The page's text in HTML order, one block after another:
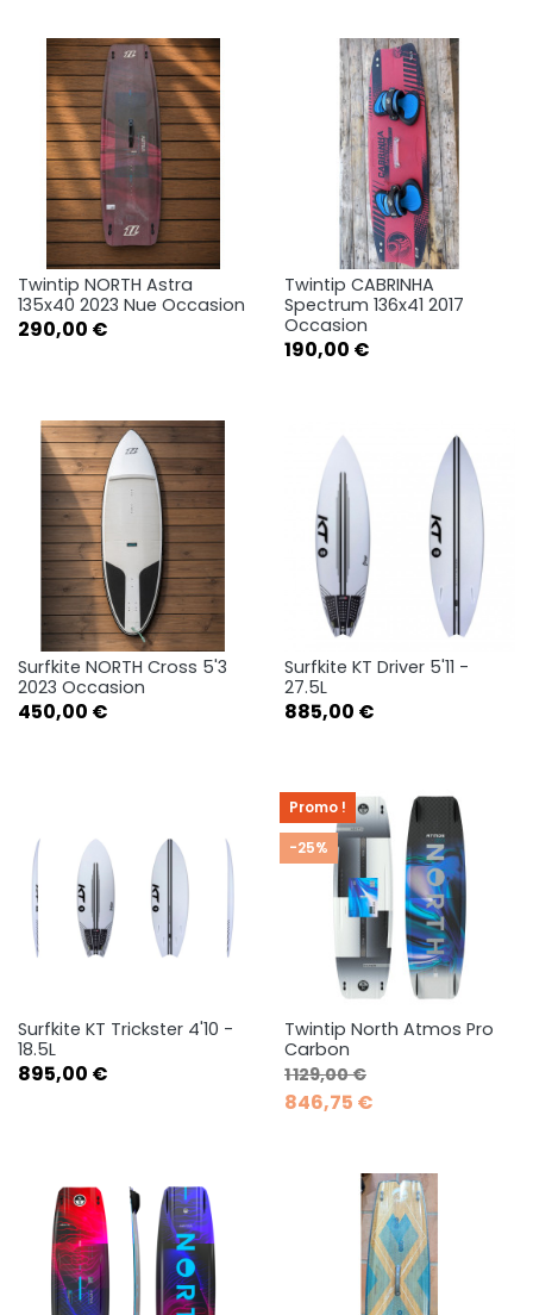
Twintip NORTH Astra
135x40 2023 Nue Occasion
Prix
290,00 €
Twintip CABRINHA
Spectrum 136x41 2017
Occasion
Prix
190,00 €
Surfkite NORTH Cross 5'3
2023 Occasion
Prix
450,00 €
Surfkite KT Driver 5'11 -
27.5L
Prix
885,00 €
Surfkite KT Trickster 4'10 -
18.5L
Prix
895,00 €
Twintip North Atmos Pro
Carbon
Prix de base
1 129,00 €Prix
846,75 €
Promo !
-25%